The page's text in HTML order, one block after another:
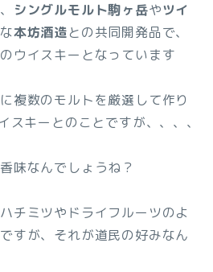
シングルモルト駒ヶ岳やツイ
本坊酒造との共同開発品で、
ウイスキーとなっています
複数のモルトを厳選して作り
スキーとのことですが、、、、
味なんでしょうね？
チミツやドライフルーツのよ
すが、それが道民の好みなん